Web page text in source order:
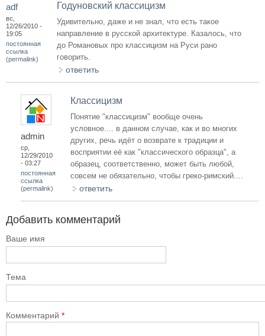
adf
вс,
12/26/2010 -
19:05
постоянная
ссылка
(permalink)
Годуновский классицизм
Удивительно, даже и не знал, что есть такое
направление в русской архитектуре. Казалось, что
до Романовых про классицизм на Руси рано
говорить.
ответить
admin
ср,
12/29/2010
- 03:27
постоянная
ссылка
(permalink)
Классицизм
Понятие "классицизм" вообще очень
условное.... в данном случае, как и во многих
других, речь идёт о возврате к традиции и
восприятии её как "классического образца", а
образец, соответственно, может быть любой,
совсем не обязательно, чтобы греко-римский....
ответить
Добавить комментарий
Ваше имя
Тема
Комментарий *